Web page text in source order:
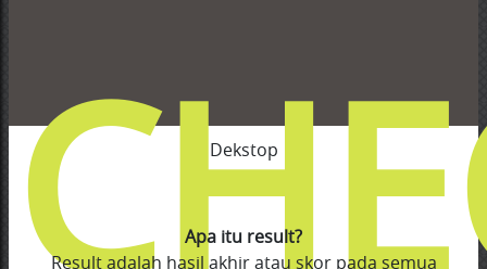
Dekstop
Apa itu result?
Result adalah hasil akhir atau skor pada semua